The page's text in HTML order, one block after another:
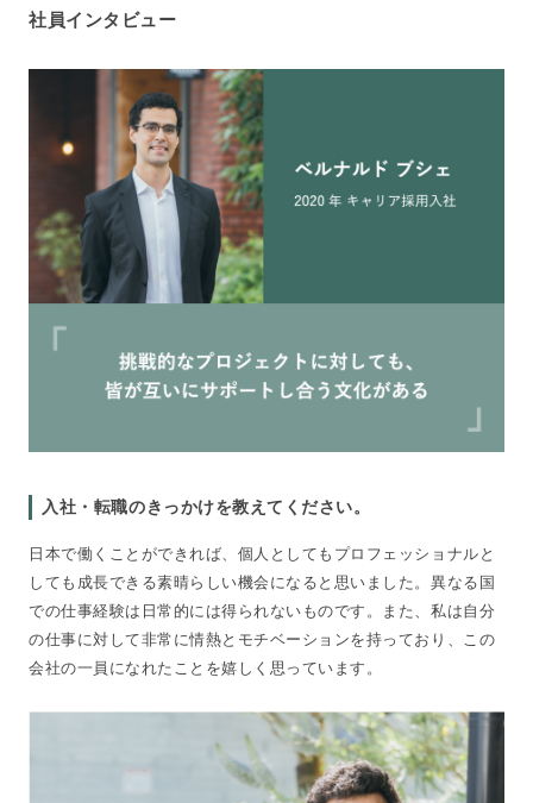
社員インタビュー
入社・転職のきっかけを教えてください。
日本で働くことができれば、個人としてもプロフェッショナルと
しても成長できる素晴らしい機会になると思いました。異なる国
での仕事経験は日常的には得られないものです。また、私は自分
の仕事に対して非常に情熱とモチベーションを持っており、この
会社の一員になれたことを嬉しく思っています。